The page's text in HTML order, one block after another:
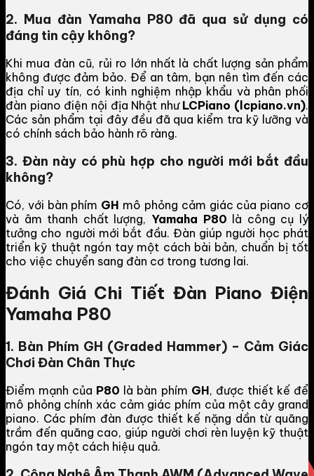
2. Mua đàn Yamaha P80 đã qua sử dụng có
đáng tin cậy không?
Khi mua đàn cũ, rủi ro lớn nhất là chất lượng sản phẩm
không được đảm bảo. Để an tâm, bạn nên tìm đến các
địa chỉ uy tín, có kinh nghiệm nhập khẩu và phân phối
đàn piano điện nội địa Nhật như LCPiano (lcpiano.vn).
Các sản phẩm tại đây đều đã qua kiểm tra kỹ lưỡng và
có chính sách bảo hành rõ ràng.
3. Đàn này có phù hợp cho người mới bắt đầu
không?
Có, với bàn phím GH mô phỏng cảm giác của piano cơ
và âm thanh chất lượng, Yamaha P80 là công cụ lý
tưởng cho người mới bắt đầu. Đàn giúp người học phát
triển kỹ thuật ngón tay một cách bài bản, chuẩn bị tốt
cho việc chuyển sang đàn cơ trong tương lai.
Đánh Giá Chi Tiết Đàn Piano Điện
Yamaha P80
1. Bàn Phím GH (Graded Hammer) – Cảm Giác
Chơi Đàn Chân Thực
Điểm mạnh của P80 là bàn phím GH, được thiết kế để
mô phỏng chính xác cảm giác phím của một cây grand
piano. Các phím đàn được thiết kế nặng dần từ quãng
trầm đến quãng cao, giúp người chơi rèn luyện kỹ thuật
ngón tay một cách hiệu quả.